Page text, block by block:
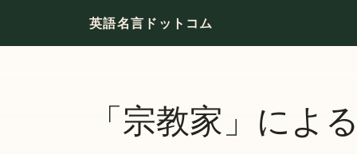
英語名言ドットコム
「宗教家」によ